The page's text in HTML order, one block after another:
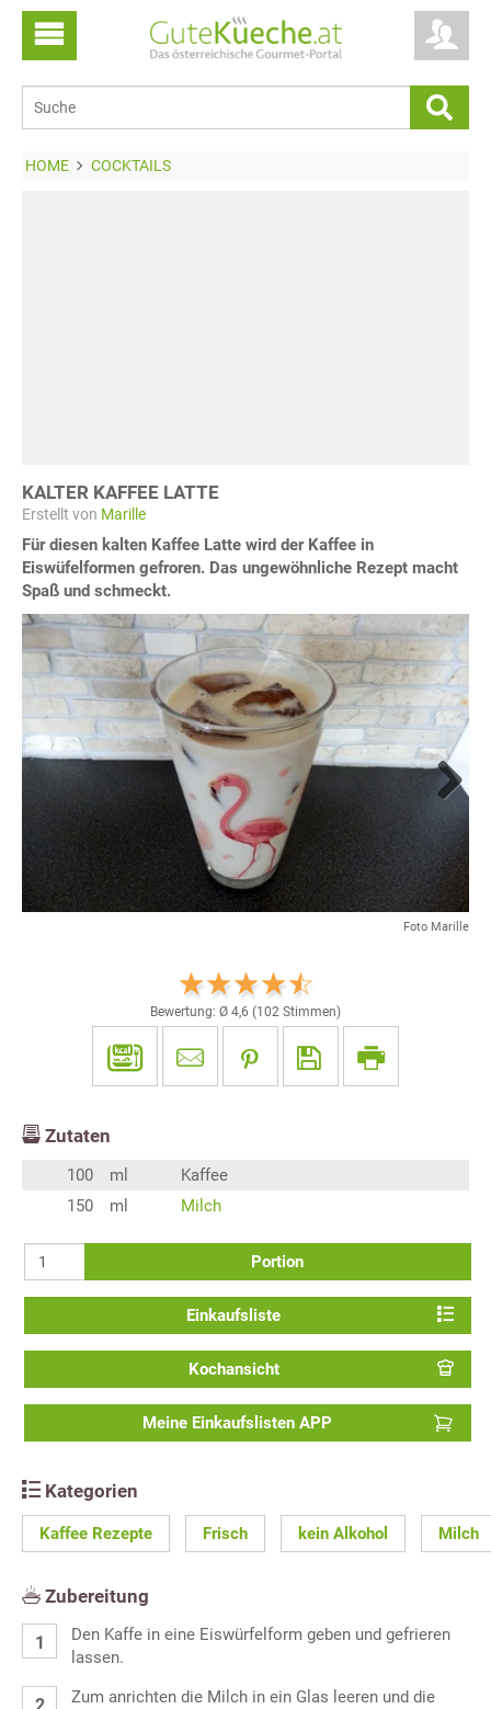
HOME COCKTAILS
KALTER KAFFEE LATTE
Erstellt von Marille
Für diesen kalten Kaffee Latte wird der Kaffee in
Eiswüfelformen gefroren. Das ungewöhnliche Rezept macht
Spaß und schmeckt.
Foto Marille
Bewertung: Ø 4,6 (102 Stimmen)
Zutaten
100 ml
Kaffee
150
ml Milch
Portion
Einkaufsliste
Kochansicht
Meine Einkaufslisten APP
Kategorien
Kaffee Rezepte Frisch kein Alkohol Milch
Zubereitung
Den Kaffe in eine Eiswürfelform geben und gefrieren
lassen.
Zum anrichten die Milch in ein Glas leeren und die